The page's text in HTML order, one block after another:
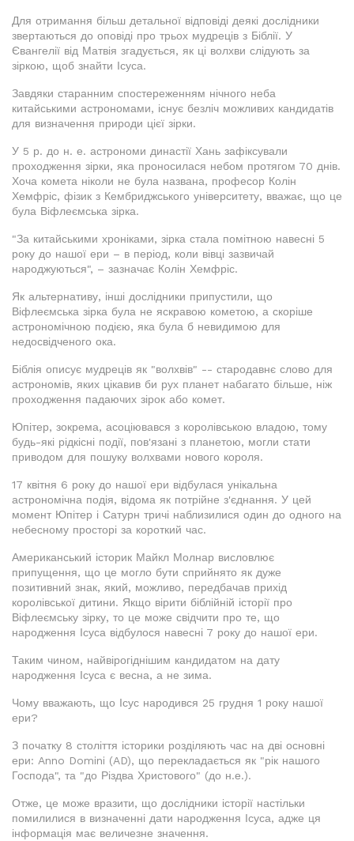
Для отримання більш детальної відповіді деякі дослідники
звертаються до оповіді про трьох мудреців з Біблії. У
Євангелії від Матвія згадується, як ці волхви слідують за
зіркою, щоб знайти Ісуса.
Завдяки старанним спостереженням нічного неба
китайськими астрономами, існує безліч можливих кандидатів
для визначення природи цієї зірки.
У 5 р. до н. е. астрономи династії Хань зафіксували
проходження зірки, яка проносилася небом протягом 70 днів.
Хоча комета ніколи не була названа, професор Колін
Хемфріс, фізик з Кембриджського університету, вважає, що це
була Віфлеємська зірка.
"За китайськими хроніками, зірка стала помітною навесні 5
року до нашої ери – в період, коли вівці зазвичай
народжуються", – зазначає Колін Хемфріс.
Як альтернативу, інші дослідники припустили, що
Віфлеємська зірка була не яскравою кометою, а скоріше
астрономічною подією, яка була б невидимою для
недосвідченого ока.
Біблія описує мудреців як "волхвів" -- стародавнє слово для
астрономів, яких цікавив би рух планет набагато більше, ніж
проходження падаючих зірок або комет.
Юпітер, зокрема, асоціювався з королівською владою, тому
будь-які рідкісні події, пов'язані з планетою, могли стати
приводом для пошуку волхвами нового короля.
17 квітня 6 року до нашої ери відбулася унікальна
астрономічна подія, відома як потрійне з'єднання. У цей
момент Юпітер і Сатурн тричі наблизилися один до одного на
небесному просторі за короткий час.
Американський історик Майкл Молнар висловлює
припущення, що це могло бути сприйнято як дуже
позитивний знак, який, можливо, передбачав прихід
королівської дитини. Якщо вірити біблійній історії про
Віфлеємську зірку, то це може свідчити про те, що
народження Ісуса відбулося навесні 7 року до нашої ери.
Таким чином, найвірогіднішим кандидатом на дату
народження Ісуса є весна, а не зима.
Чому вважають, що Ісус народився 25 грудня 1 року нашої
ери?
З початку 8 століття історики розділяють час на дві основні
ери: Anno Domini (AD), що перекладається як "рік нашого
Господа", та "до Різдва Христового" (до н.е.).
Отже, це може вразити, що дослідники історії настільки
помилилися в визначенні дати народження Ісуса, адже ця
інформація має величезне значення.